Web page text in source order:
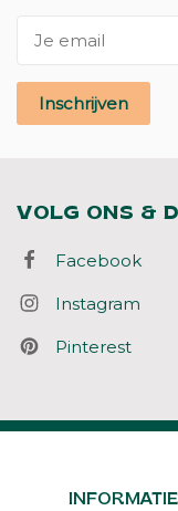
Inschrijven
VOLG ONS &
Facebook
Instagram
Pinterest
INFORMATIE